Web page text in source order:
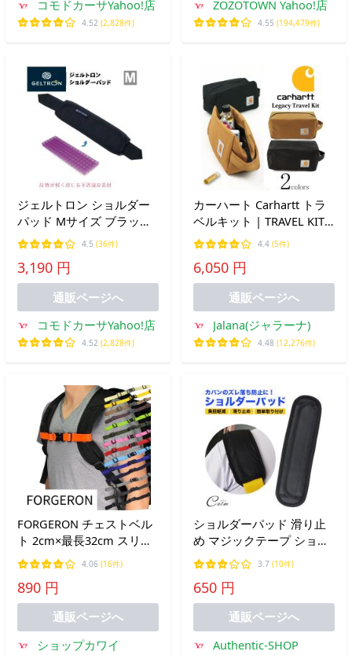
コモドカーサYahoo!店
4.52 (2,828件)
ZOZOTOWN Yahoo!店
4.55 (194,479件)
ジェルトロン ショルダー
パッド Mサイズ ブラック
バッグ用 肩当て 肩あて
GELTRON 通勤 カバン 鞄
通学 肩パッド クッション
スタンダードタイプ 送料
4.5 (36件)
3,190 円
通販ページへ
コモドカーサYahoo!店
4.52 (2,828件)
カーハート Carhartt トラ
ベルキット | TRAVEL KIT
パッキング ポーチ バッグ
4.4 (5件)
6,050 円
通販ページへ
Jalana(ジャラーナ)
4.48 (12,276件)
FORGERON チェストベル
ト 2cm×最長32cm スリム
大人/キッズ リュックずれ
落ち防止ストラップ チェ
ストストラップ なで肩 バ
ックパック用バンド 肩紐
固定 [672R]
4.06 (16件)
890 円
通販ページへ
ショップカワイ
ショルダーパッド 滑り止
め マジックテープ ショル
ダー 肩当て 肩あて 通勤
通学 肩パッド カバン 鞄
バッグ ショルダーバッグ
クッション シンプル 負担
3.7 (10件)
650 円
通販ページへ
Authentic-SHOP